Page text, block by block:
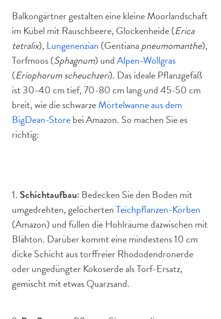
Balkongärtner gestalten eine kleine Moorlandschaft
im Kübel mit Rauschbeere, Glockenheide (Erica
tetralix), Lungenenzian (Gentiana pneumomanthe),
Torfmoos (Sphagnum) undAlpen-Wollgras
(Eriophorum scheuchzeri). Das ideale Pflanzgefäß
ist 30-40 cm tief, 70-80 cm lang und 45-50 cm
breit, wie die schwarzeMörtelwanne aus dem
BigDean-Storebei Amazon. So machen Sie es
richtig:
1. Schichtaufbau: Bedecken Sie den Boden mit
umgedrehten, gelöchertenTeichpflanzen-Körben
(Amazon) und füllen die Hohlräume dazwischen mit
Blähton. Darüber kommt eine mindestens 10 cm
dicke Schicht aus torffreier Rhododendronerde
oder ungedüngter Kokoserde als Torf-Ersatz,
gemischt mit etwas Quarzsand.